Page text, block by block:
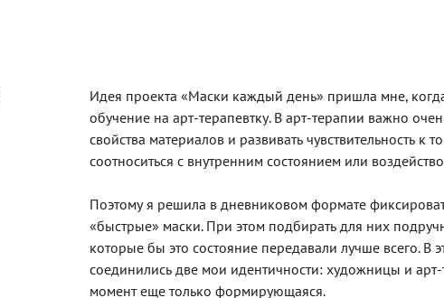
Идея проекта «Маски каждый день» пришла мне,
обучение на арт-терапевтку. В арт-терапии важно
свойства материалов и развивать чувствительность к
соотноситься с внутренним состоянием или
Поэтому я решила в дневниковом формате
«быстрые» маски. При этом подбирать для них
которые бы это состояние передавали лучше всего. В
соединились две мои идентичности: художницы и
момент еще только формирующаяся.